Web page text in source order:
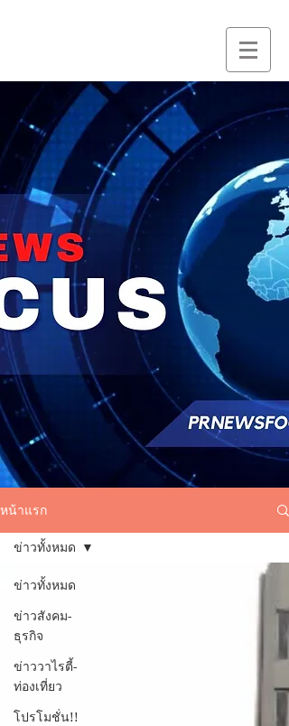
หน้าแรก
ข่าวทั้งหมด
ข่าวสังคม-
ธุรกิจ
ข่าววาไรตี้-
ท่องเที่ยว
โปรโมชั่น!!
ข่าวทั้งหมด